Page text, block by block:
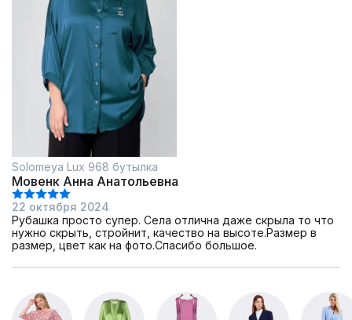
Solomeya Lux 968 бутылка
Мовенк Анна Анатольевна
22 октября 2024
Рубашка просто супер. Села отлична даже скрыла то что
нужно скрыть, стройнит, качество на высоте.Размер в
размер, цвет как на фото.Спасибо большое.